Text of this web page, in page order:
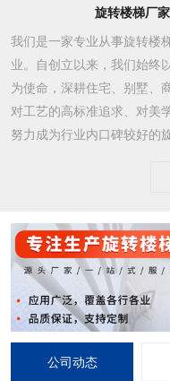
旋转楼梯厂
我们是一家专业从事旋转楼
业。自创立以来，我们始终
为使命，深耕住宅、别墅、
对工艺的高标准追求、对美
努力成为行业内口碑较好的
公司动态